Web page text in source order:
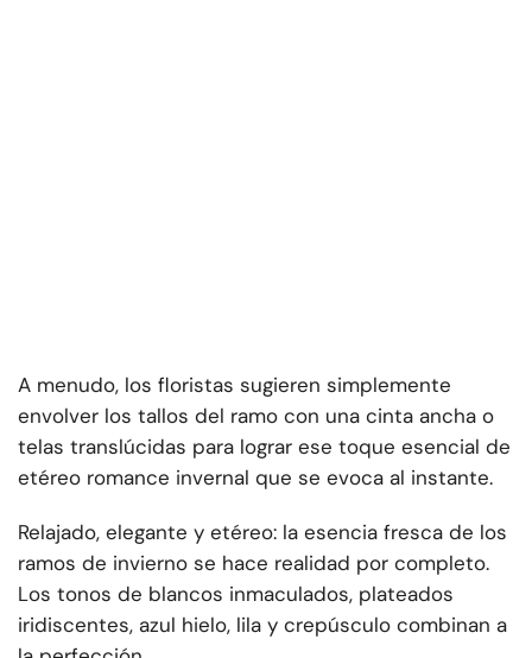
A menudo, los floristas sugieren simplemente
envolver los tallos del ramo con una cinta ancha o
telas translúcidas para lograr ese toque esencial de
etéreo romance invernal que se evoca al instante.
Relajado, elegante y etéreo: la esencia fresca de los
ramos de invierno se hace realidad por completo.
Los tonos de blancos inmaculados, plateados
iridiscentes, azul hielo, lila y crepúsculo combinan a